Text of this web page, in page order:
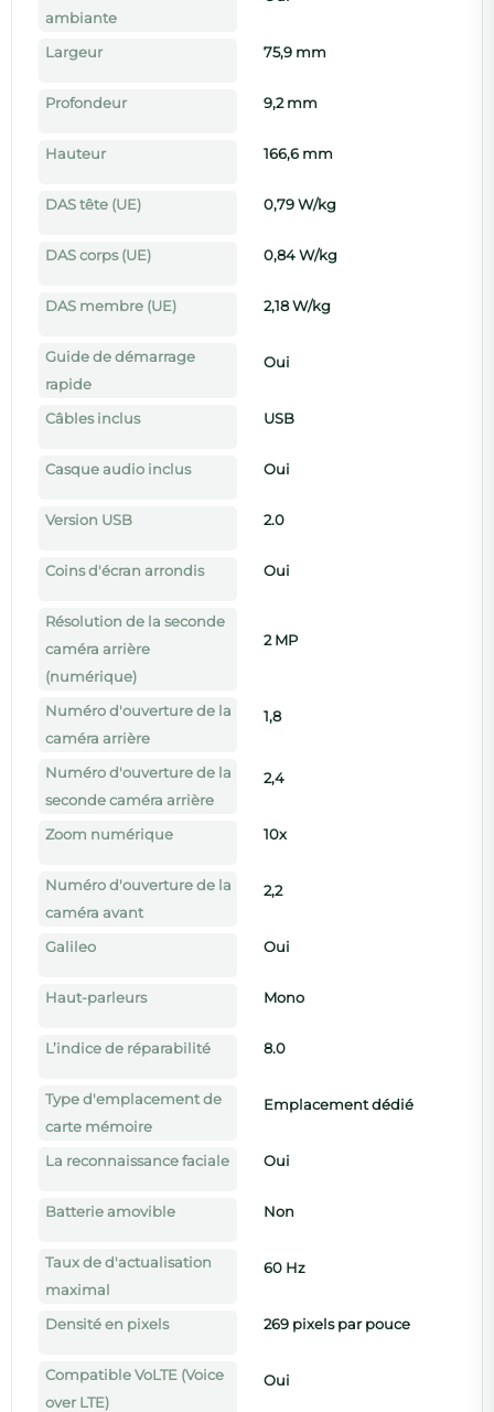
ambiante
Largeur 75,9 mm
Profondeur 9,2 mm
Hauteur 166,6 mm
DAS tête (UE) 0,79 W/kg
DAS corps (UE) 0,84 W/kg
DAS membre (UE) 2,18 W/kg
Guide de démarrage
rapide
Oui
Câbles inclus USB
Casque audio inclus Oui
Version USB 2.0
Coins d'écran arrondis Oui
Résolution de la seconde
caméra arrière
(numérique)
2 MP
Numéro d'ouverture de la
caméra arrière
1,8
Numéro d'ouverture de la
seconde caméra arrière
2,4
Zoom numérique 10x
Numéro d'ouverture de la
caméra avant
2,2
Galileo Oui
Haut-parleurs Mono
L’indice de réparabilité 8.0
Type d'emplacement de
carte mémoire
Emplacement dédié
La reconnaissance faciale Oui
Batterie amovible Non
Taux de d'actualisation
maximal
60 Hz
Densité en pixels 269 pixels par pouce
Compatible VoLTE (Voice
over LTE)
Oui
↩️ 30 jours satisfait ou remboursé